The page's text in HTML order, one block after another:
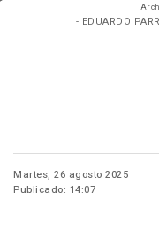
- EDUARDO
Martes, 26 agosto 2025
Publicado: 14:07